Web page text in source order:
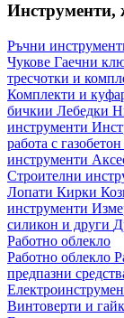
Инструменти,
Ръчни
Чукове Гаечни
тресчотки и
Комплекти и
бичкии Лебедки
инструменти
работа с газобетон
инструменти
Строителни
Лопати Кирки
инструменти
силикон и други
Работно облекло
Работно облекло
предпазни
Винтоверти и